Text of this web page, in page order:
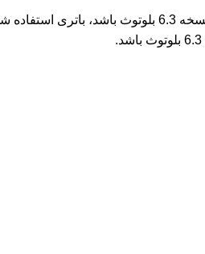
نکته دیگری که می‌توان در رابطه با این هندزفری عنوان کرد،